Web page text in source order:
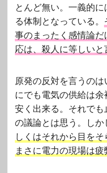
とんど無い。一義的
る体制となっている。
事のまったく感情論
応は、殺人に等しいと
原発の反対を言うの
にでも電気の供給は
安く出来る。それで
の議論とは思う。しか
しくはそれから目を
まさに電力の現場は疲